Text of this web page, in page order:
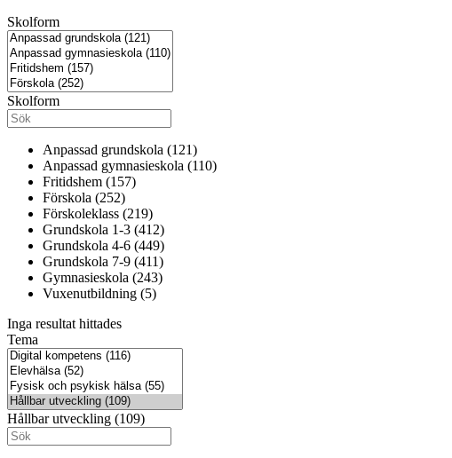
Skolform
Skolform
Anpassad grundskola (121)
Anpassad gymnasieskola (110)
Fritidshem (157)
Förskola (252)
Förskoleklass (219)
Grundskola 1-3 (412)
Grundskola 4-6 (449)
Grundskola 7-9 (411)
Gymnasieskola (243)
Vuxenutbildning (5)
Inga resultat hittades
Tema
Hållbar utveckling (109)